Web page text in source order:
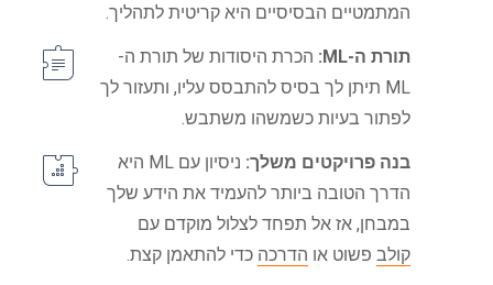
המתמטיים הבסיסיים היא קריטית לתהליך.
תורת ה-ML:
הכרת היסודות של תורת ה-
ML תיתן לך בסיס להתבסס עליו, ותעזור לך
לפתור בעיות כשמשהו משתבש.
בנה פרויקטים משלך:
ניסיון עם ML היא
הדרך הטובה ביותר להעמיד את הידע שלך
במבחן, אז אל תפחד לצלול מוקדם עם
קולב פשוט או הדרכה כדי להתאמן קצת.